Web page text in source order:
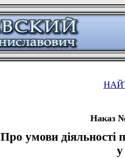
Наказ №
Про умови діяльності